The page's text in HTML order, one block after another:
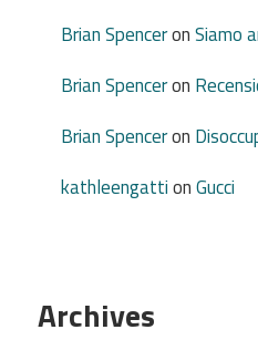
Brian SpenceronSiamo
Brian Spenceron
Brian Spenceron
kathleengattionGucci
Archives